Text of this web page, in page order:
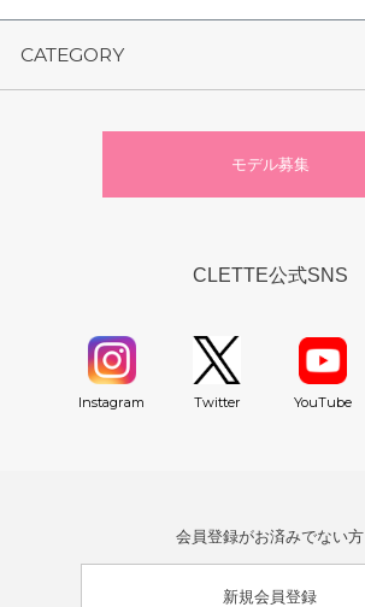
CATEGORY
モデル募集
CLETTE公式SNS
Instagram Twitter YouTube
会員登録がお済みでない方
新規会員登録